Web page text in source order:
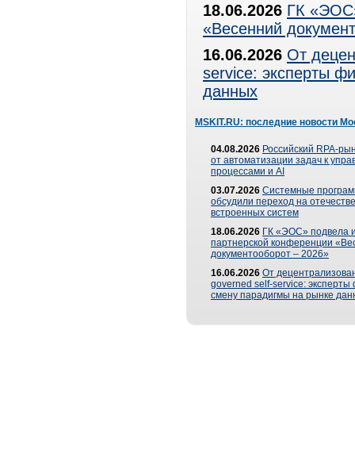
18.06.2026 ГК
«Весенний
16.06.2026 От
service: эксперты
данных
MSKIT.RU: последние новости
04.08.2026 Российский RPA-
от автоматизации задач к
процессами и AI
03.07.2026 Системные
обсудили переход на
встроенных систем
18.06.2026 ГК «ЭОС» подвела
партнерской конференции
документооборот – 2026»
16.06.2026 От
governed self-service: эксперты
смену парадигмы на рынке